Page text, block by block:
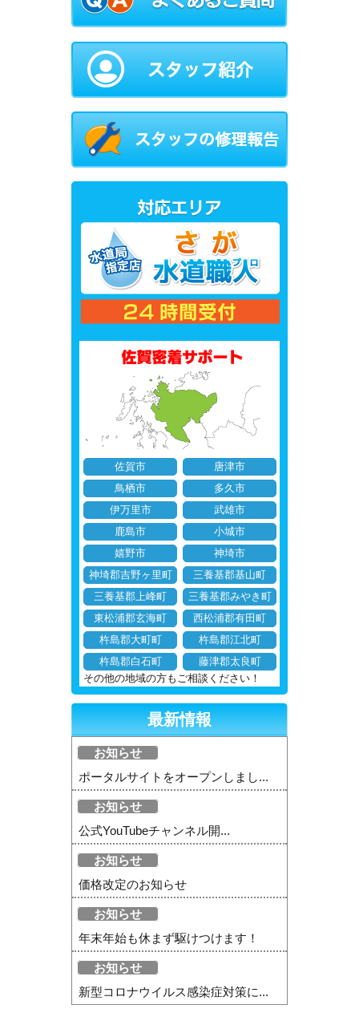
佐賀市
唐津市
鳥栖市
多久市
伊万里市
武雄市
鹿島市
小城市
嬉野市
神埼市
神埼郡吉野ヶ里町
三養基郡基山町
三養基郡上峰町
三養基郡みやき町
東松浦郡玄海町
西松浦郡有田町
杵島郡大町町
杵島郡江北町
杵島郡白石町
藤津郡太良町
その他の地域の方もご相談ください！
最新情報
お知らせ
ポータルサイトをオープンしまし...
お知らせ
公式YouTubeチャンネル開...
お知らせ
価格改定のお知らせ
お知らせ
年末年始も休まず駆けつけます！
お知らせ
新型コロナウイルス感染症対策に...